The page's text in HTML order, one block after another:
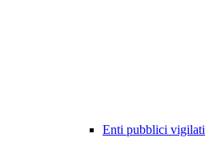
Enti pubblici vigilati